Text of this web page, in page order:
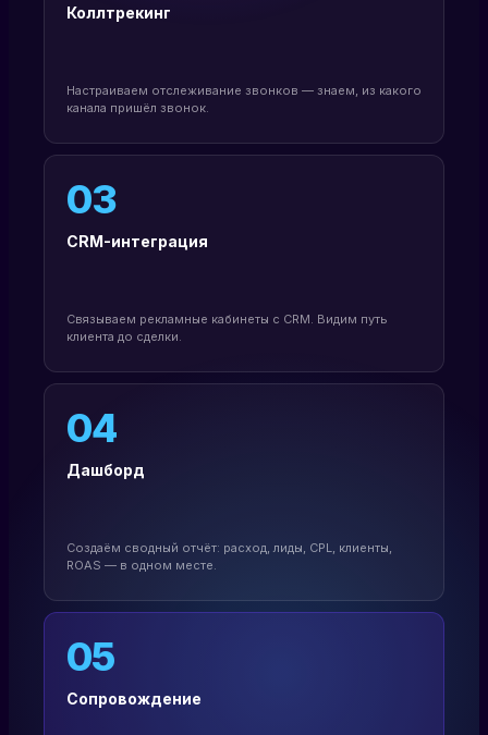
Коллтрекинг
Настраиваем отслеживание звонков — знаем, из какого
канала пришёл звонок.
03
CRM-интеграция
Связываем рекламные кабинеты с CRM. Видим путь
клиента до сделки.
04
Дашборд
Создаём сводный отчёт: расход, лиды, CPL, клиенты,
ROAS — в одном месте.
05
Сопровождение